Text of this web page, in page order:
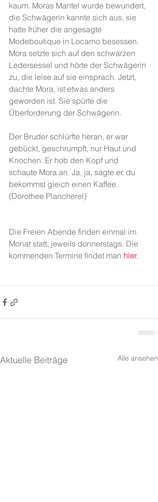
kaum. Moras Mantel wurde bewundert,
die Schwägerin kannte sich aus, sie
hatte früher die angesagte
Modeboutique in Locarno besessen.
Mora setzte sich auf den schwarzen
Ledersessel und hörte der Schwägerin
zu, die leise auf sie einsprach. Jetzt,
dachte Mora, ist etwas anders
geworden ist. Sie spürte die
Überforderung der Schwägerin.
Der Bruder schlürfte heran, er war
gebückt, geschrumpft, nur Haut und
Knochen. Er hob den Kopf und
schaute Mora an. Ja, ja, sagte er, du
bekommst gleich einen Kaffee.
(Dorothee Plancherel)
Die Freien Abende finden einmal im
Monat statt, jeweils donnerstags. Die
kommenden Termine findet man hier.
Aktuelle Beiträge Alle ansehen